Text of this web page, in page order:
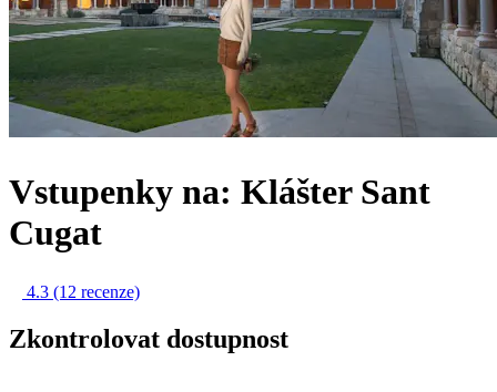
Vstupenky na: Klášter Sant
Cugat
4.3 (12 recenze)
Zkontrolovat dostupnost